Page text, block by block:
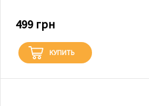
499 грн
КУПИТЬ